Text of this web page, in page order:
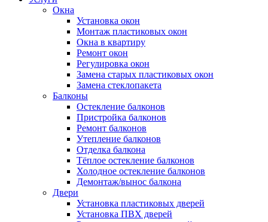
Окна
Установка окон
Монтаж пластиковых окон
Окна в квартиру
Ремонт окон
Регулировка окон
Замена старых пластиковых окон
Замена стеклопакета
Балконы
Остекление балконов
Пристройка балконов
Ремонт балконов
Утепление балконов
Отделка балкона
Тёплое остекление балконов
Холодное остекление балконов
Демонтаж/вынос балкона
Двери
Установка пластиковых дверей
Установка ПВХ дверей